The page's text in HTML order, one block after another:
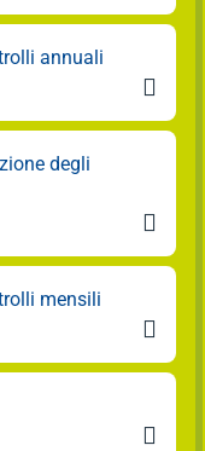
annuali

degli

mensili

